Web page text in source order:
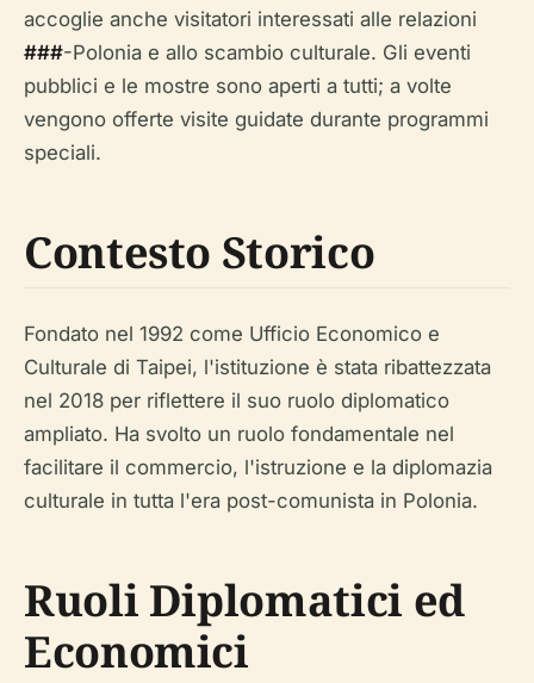
accoglie anche visitatori interessati alle relazioni
###-Polonia e allo scambio culturale. Gli eventi
pubblici e le mostre sono aperti a tutti; a volte
vengono offerte visite guidate durante programmi
speciali.
Contesto Storico
Fondato nel 1992 come Ufficio Economico e
Culturale di Taipei, l'istituzione è stata ribattezzata
nel 2018 per riflettere il suo ruolo diplomatico
ampliato. Ha svolto un ruolo fondamentale nel
facilitare il commercio, l'istruzione e la diplomazia
culturale in tutta l'era post-comunista in Polonia.
Ruoli Diplomatici ed
Economici